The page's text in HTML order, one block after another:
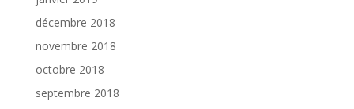
décembre 2018
novembre 2018
octobre 2018
septembre 2018